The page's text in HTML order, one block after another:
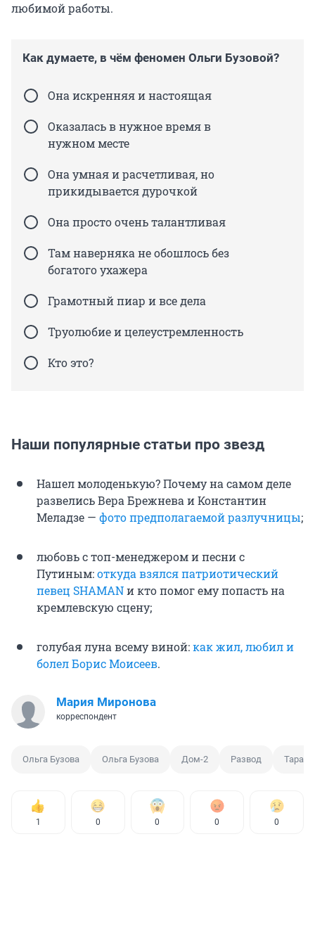
любимой работы.
Как думаете, в чём феномен Ольги Бузовой?
Она искренняя и настоящая
Оказалась в нужное время в
нужном месте
Она умная и расчетливая, но
прикидывается дурочкой
Она просто очень талантливая
Там наверняка не обошлось без
богатого ухажера
Грамотный пиар и все дела
Труолюбие и целеустремленность
Кто это?
Наши популярные статьи про звезд
Нашел молоденькую? Почему на самом деле
развелись Вера Брежнева и Константин
Меладзе — фото предполагаемой разлучницы;
любовь с топ-менеджером и песни с
Путиным:откуда взялся патриотический
певец SHAMANи кто помог ему попасть на
кремлевскую сцену;
голубая луна всему виной:как жил, любил и
болел Борис Моисеев.
Мария Миронова
корреспондент
Ольга Бузова Ольга Бузова Дом-2 Развод
1 0 0 0 0